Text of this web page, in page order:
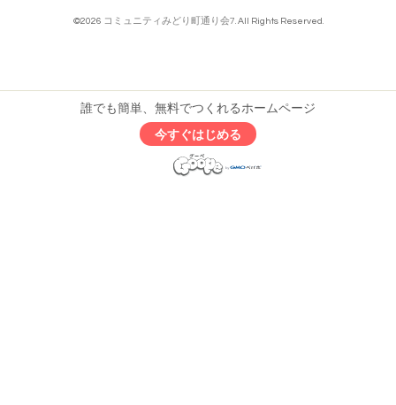
©2026 コミュニティみどり町通り会7 . All Rights Reserved.
誰でも簡単、無料でつくれるホームページ
今すぐはじめる